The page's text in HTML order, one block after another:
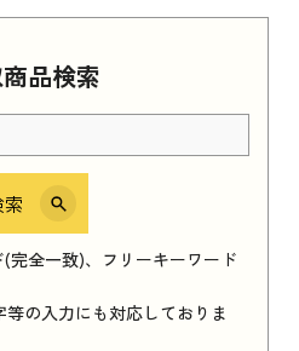
品検索
(完全一致)、フリーキーワード
等の入力にも対応しておりま
11 2025 新品買取価格はこ
ズ 2025
ズ 2025 新品買取価格はこち